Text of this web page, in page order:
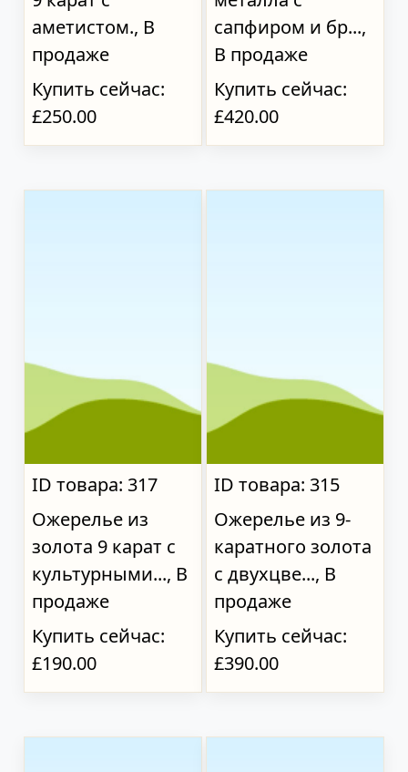
аметистом., В
продаже
Купить сейчас:
£250.00
сапфиром и бр...,
В продаже
Купить сейчас:
£420.00
ID товара: 317
Ожерелье из
золота 9 карат с
культурными..., В
продаже
Купить сейчас:
£190.00
ID товара: 315
Ожерелье из 9-
каратного золота
с двухцве..., В
продаже
Купить сейчас:
£390.00